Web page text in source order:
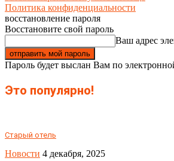
Политика конфиденциальности
восстановление пароля
Восстановите свой пароль
Ваш адрес
Пароль будет выслан Вам по
Это популярно!
Старый отель
Новости 4 декабря, 2025